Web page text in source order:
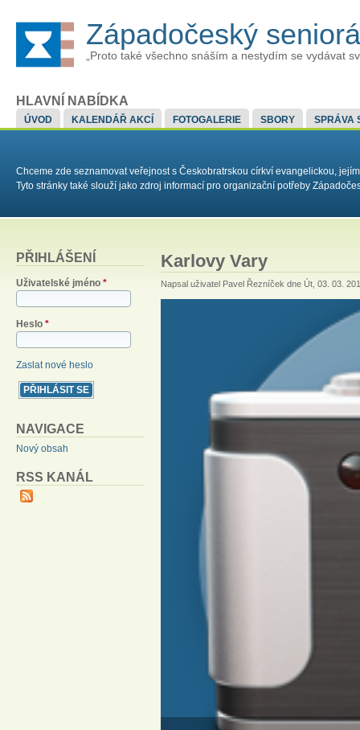
Západočeský
„Proto také všechno snáším a nestydím se vydávat
HLAVNÍ NABÍDKA
ÚVOD KALENDÁŘ AKCÍ FOTOGALERIE SBORY SPRÁVA
Chceme zde seznamovat veřejnost s Českobratrskou církví evangelickou,
Tyto stránky také slouží jako zdroj informací pro organizační potřeby
PŘIHLÁŠENÍ
Uživatelské jméno *
Heslo *
Zaslat nové heslo
NAVIGACE
Nový obsah
RSS KANÁL
Karlovy Vary
Napsal uživatel Pavel Řezníček dne Út, 03. 03.